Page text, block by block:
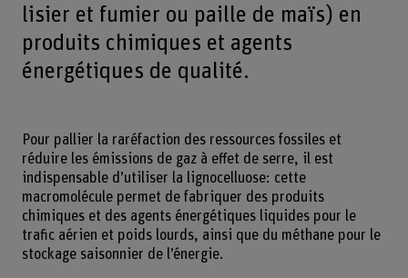
lisier et fumier ou paille de maïs) en
produits chimiques et agents
énergétiques de qualité.
Pour pallier la raréfaction des ressources fossiles et
réduire les émissions de gaz à effet de serre, il est
indispensable d’utiliser la lignocelluose: cette
macromolécule permet de fabriquer des produits
chimiques et des agents énergétiques liquides pour le
trafic aérien et poids lourds, ainsi que du méthane pour le
stockage saisonnier de l’énergie.